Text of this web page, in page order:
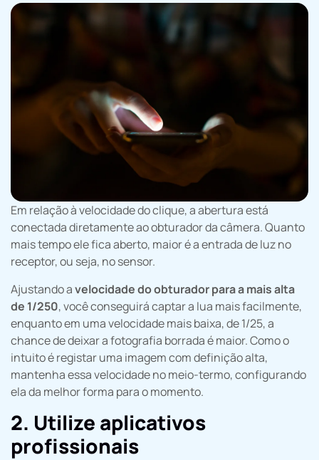
Em relação à velocidade do clique, a abertura está
conectada diretamente ao obturador da câmera. Quanto
mais tempo ele fica aberto, maior é a entrada de luz no
receptor, ou seja, no sensor.
Ajustando avelocidade do obturador para a mais alta
de 1/250, você conseguirá captar a lua mais facilmente,
enquanto em uma velocidade mais baixa, de 1/25, a
chance de deixar a fotografia borrada é maior. Como o
intuito é registar uma imagem com definição alta,
mantenha essa velocidade no meio-termo, configurando
ela da melhor forma para o momento.
2. Utilize aplicativos
profissionais